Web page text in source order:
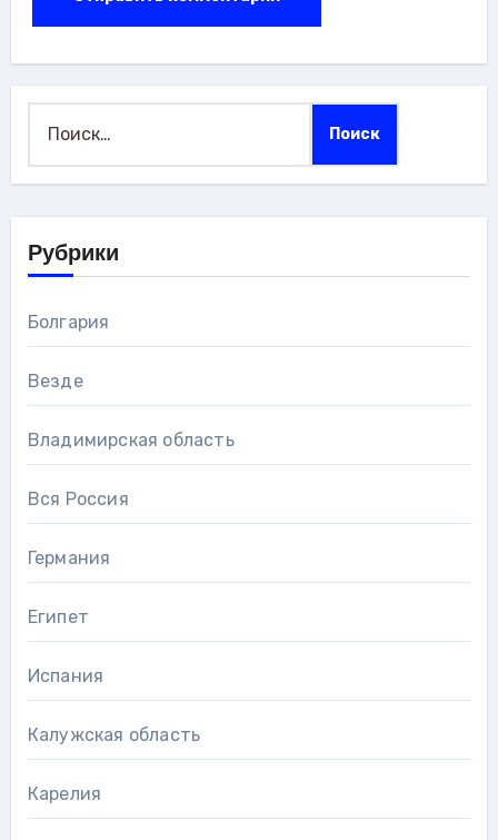
Рубрики
Болгария
Везде
Владимирская область
Вся Россия
Германия
Египет
Испания
Калужская область
Карелия